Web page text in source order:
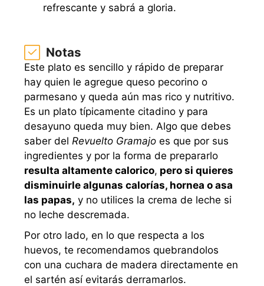
refrescante y sabrá a gloria.
Notas
Este plato es sencillo y rápido de preparar
hay quien le agregue queso pecorino o
parmesano y queda aún mas rico y nutritivo.
Es un plato típicamente citadino y para
desayuno queda muy bien. Algo que debes
saber del Revuelto Gramajo es que por sus
ingredientes y por la forma de prepararlo
resulta altamente calorico, pero si quieres
disminuirle algunas calorías, hornea o asa
las papas, y no utilices la crema de leche si
no leche descremada.
Por otro lado, en lo que respecta a los
huevos, te recomendamos quebrandolos
con una cuchara de madera directamente en
el sartén así evitarás derramarlos.